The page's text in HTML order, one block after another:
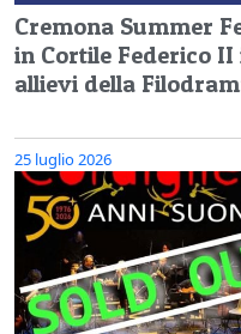
Cremona Summer
in Cortile Federico
allievi della
25 luglio 2026